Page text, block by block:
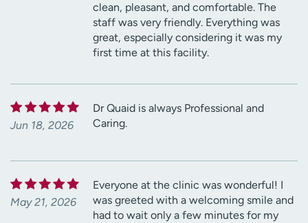
clean, pleasant, and comfortable. The
staff was very friendly. Everything was
great, especially considering it was my
first time at this facility.
Jun 18, 2026
Dr Quaid is always Professional and
Caring.
May 21, 2026
Everyone at the clinic was wonderful! I
was greeted with a welcoming smile and
had to wait only a few minutes for my